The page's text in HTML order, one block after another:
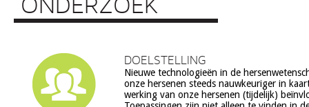
DOELSTELLING
Nieuwe technologieën in de
onze hersenen steeds nauwkeuriger in
werking van onze hersenen (tijdelijk)
echter ook veel vragen op, onder meer op
ethiek (recht op privacy, gelijkheid,
volksgezondheid (veiligheid) en veranderingen in ons